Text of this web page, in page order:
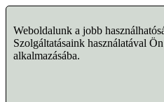
Weboldalunk a jobb
Szolgáltatásaink használatával
alkalmazásába.